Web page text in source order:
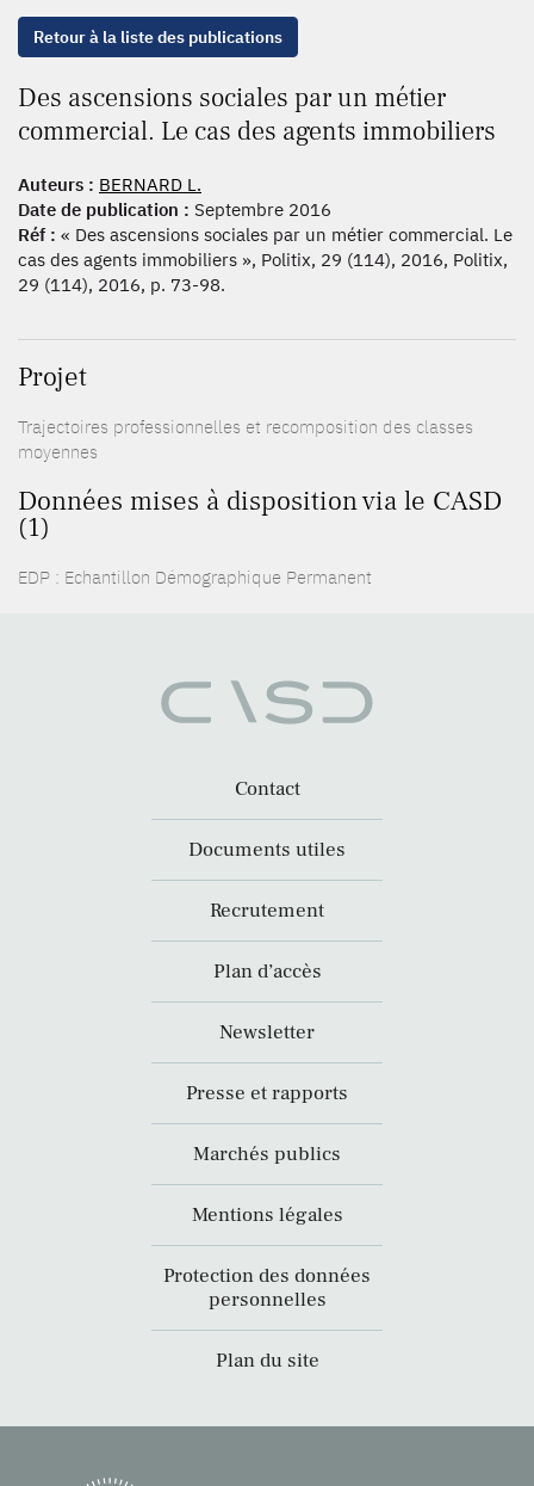
Retour à la liste des publications
Des ascensions sociales par un métier
commercial. Le cas des agents immobiliers
Auteurs : BERNARD L.
Date de publication : Septembre 2016
Réf : « Des ascensions sociales par un métier commercial. Le
cas des agents immobiliers », Politix, 29 (114), 2016, Politix,
29 (114), 2016, p. 73-98.
Projet
Trajectoires professionnelles et recomposition des classes
moyennes
Données mises à disposition via le CASD
(1)
EDP : Echantillon Démographique Permanent
Contact
Documents utiles
Recrutement
Plan d’accès
Newsletter
Presse et rapports
Marchés publics
Mentions légales
Protection des données
personnelles
Plan du site